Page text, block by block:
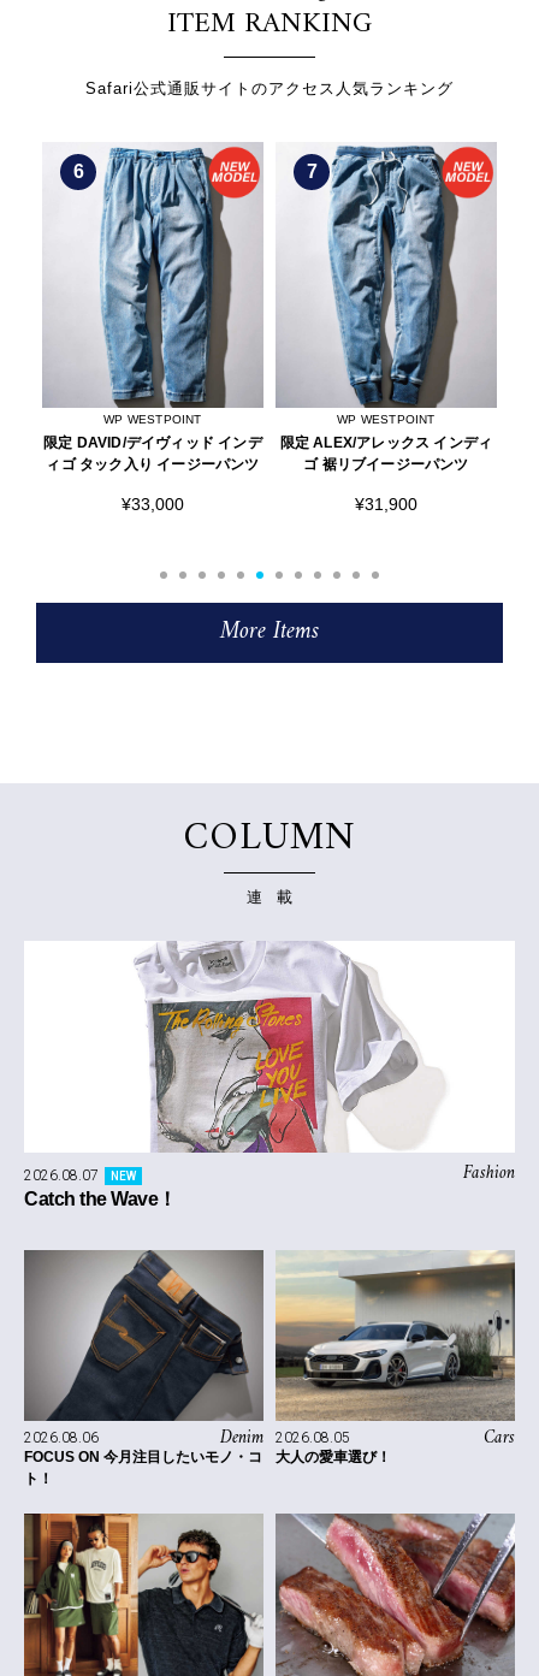
ITEM RANKING
Safari公式通販サイトのアクセス人気ランキング
6
WP WESTPOINT
限定 DAVID/デイヴィッド インデ
ィゴ タック入り イージーパンツ
¥33,000
7
WP WESTPOINT
限定 ALEX/アレックス インディ
ゴ 裾リブイージーパンツ
¥31,900
More Items
COLUMN
連 載
Fashion
2026.08.07 NEW
Catch the Wave！
Denim
2026.08.06
FOCUS ON 今月注目したいモノ・コ
ト！
Cars
2026.08.05
大人の愛車選び！